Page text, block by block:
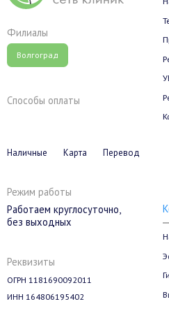
Филиалы
Волгоград
Способы оплаты
Наличные Карта Перевод
Режим работы
Работаем круглосуточно,
без выходных
Реквизиты
ОГРН 1181690092011
ИНН 164806195402